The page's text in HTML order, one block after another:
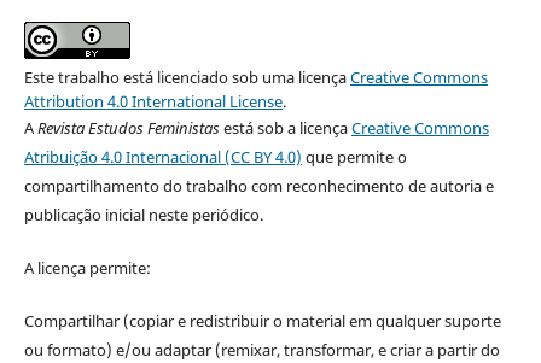
Este trabalho está licenciado sob uma licençaCreative Commons
Attribution 4.0 International License.
ARevista Estudos Feministasestá sob a licençaCreative Commons
Atribuição 4.0 Internacional (CC BY 4.0) que permite o
compartilhamento do trabalho com reconhecimento de autoria e
publicação inicial neste periódico.
A licença permite:
Compartilhar (copiar e redistribuir o material em qualquer suporte
ou formato) e/ou adaptar (remixar, transformar, e criar a partir do